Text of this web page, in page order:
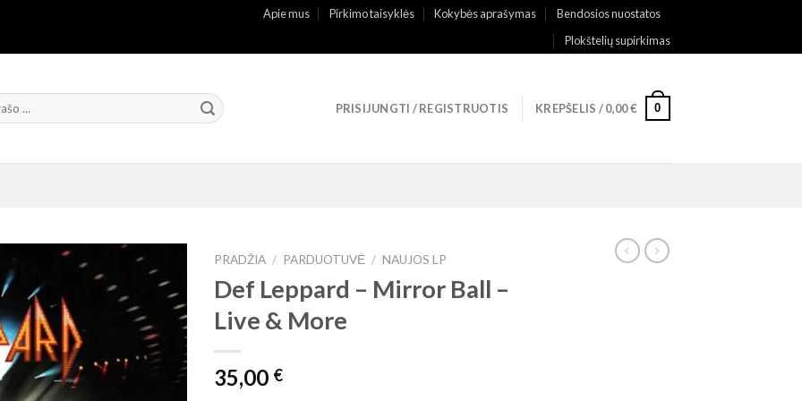
Apie mus Pirkimo taisyklės Kokybės aprašymas
Bendosios nuostatos
Plokštelių supirkimas
PRISIJUNGTI / REGISTRUOTIS KREPŠELIS /0,00€ 0
PRADŽIA / PARDUOTUVĖ / NAUJOS LP
Def Leppard – Mirror Ball –
Live & More
35,00 €